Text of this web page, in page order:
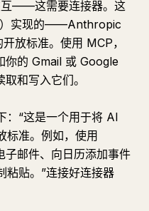
——这需要连接器。这
）实现的——Anthropic
放标准。使用 MCP，
你的 Gmail 或 Google
和写入它们。
“这是一个用于将 AI
标准。例如，使用
邮件、向日历添加事件
粘贴。”连接好连接器